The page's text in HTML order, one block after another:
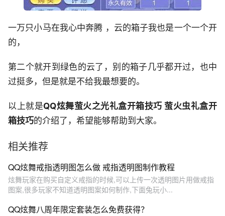
一万只小马在我心中奔腾 ，云的箱子我也是一个一个开
的，
第二个就开到绿色的云了，别的箱子几乎都开过，也中
过挺多，但是就是不给我最想要的。
以上就是QQ炫舞萤火之光礼盒开箱技巧 萤火虫礼盒开
箱技巧的介绍了，希望能够帮助到大家。
相关推荐
QQ炫舞戒指透明图怎么做 戒指透明图制作教程
炫舞玩家在购买自定义戒指的时候,可以上传一次透明图片用做戒指
图案,很多玩家不知道透明图案如何制作,下面兔玩小...
QQ炫舞八周年限定套装怎么免费获得？